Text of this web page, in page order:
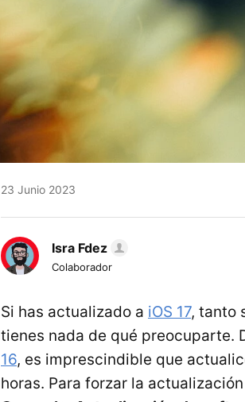
23 Junio 2023
Isra Fdez
Colaborador
Si has actualizado a iOS 17, tanto
tienes nada de qué preocuparte.
16, es imprescindible que
horas. Para forzar la